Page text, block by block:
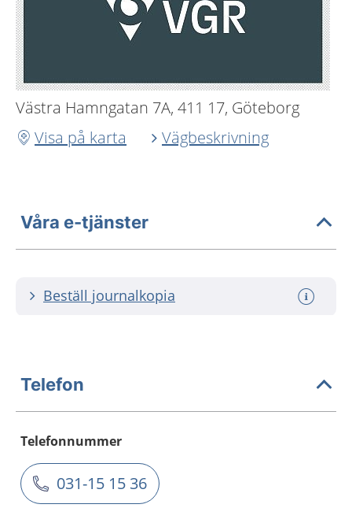
Västra Hamngatan 7A, 411 17, Göteborg
Visa på karta
Vägbeskrivning
Våra e-tjänster
Beställ journalkopia
Telefon
Telefonnummer
031-15 15 36